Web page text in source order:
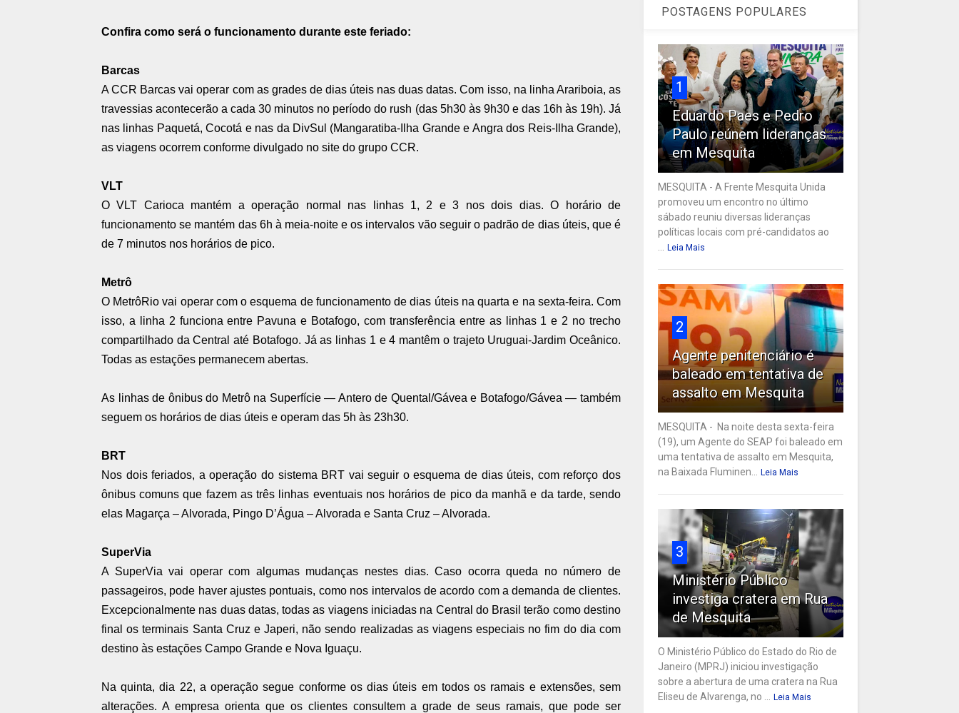
Confira como será o funcionamento durante este feriado:
Barcas
A CCR Barcas vai operar com as grades de dias úteis nas duas datas. Com isso, na linha Arariboia, as
travessias acontecerão a cada 30 minutos no período do rush (das 5h30 às 9h30 e das 16h às 19h). Já
nas linhas Paquetá, Cocotá e nas da DivSul (Mangaratiba-Ilha Grande e Angra dos Reis-Ilha Grande),
as viagens ocorrem conforme divulgado no site do grupo CCR.
VLT
O VLT Carioca mantém a operação normal nas linhas 1, 2 e 3 nos dois dias. O horário de
funcionamento se mantém das 6h à meia-noite e os intervalos vão seguir o padrão de dias úteis, que é
de 7 minutos nos horários de pico.
Metrô
O MetrôRio vai operar com o esquema de funcionamento de dias úteis na quarta e na sexta-feira. Com
isso, a linha 2 funciona entre Pavuna e Botafogo, com transferência entre as linhas 1 e 2 no trecho
compartilhado da Central até Botafogo. Já as linhas 1 e 4 mantêm o trajeto Uruguai-Jardim Oceânico.
Todas as estações permanecem abertas.
As linhas de ônibus do Metrô na Superfície — Antero de Quental/Gávea e Botafogo/Gávea — também
seguem os horários de dias úteis e operam das 5h às 23h30.
BRT
Nos dois feriados, a operação do sistema BRT vai seguir o esquema de dias úteis, com reforço dos
ônibus comuns que fazem as três linhas eventuais nos horários de pico da manhã e da tarde, sendo
elas Magarça – Alvorada, Pingo D’Água – Alvorada e Santa Cruz – Alvorada.
SuperVia
A SuperVia vai operar com algumas mudanças nestes dias. Caso ocorra queda no número de
passageiros, pode haver ajustes pontuais, como nos intervalos de acordo com a demanda de clientes.
Excepcionalmente nas duas datas, todas as viagens iniciadas na Central do Brasil terão como destino
final os terminais Santa Cruz e Japeri, não sendo realizadas as viagens especiais no fim do dia com
destino às estações Campo Grande e Nova Iguaçu.
Na quinta, dia 22, a operação segue conforme os dias úteis em todos os ramais e extensões, sem
alterações. A empresa orienta que os clientes consultem a grade de seus ramais, que pode ser
POSTAGENS POPULARES
1
Eduardo Paes e Pedro
Paulo reúnem lideranças
em Mesquita
MESQUITA - A Frente Mesquita Unida
promoveu um encontro no último
sábado reuniu diversas lideranças
políticas locais com pré-candidatos ao
... Leia Mais
2
Agente penitenciário é
baleado em tentativa de
assalto em Mesquita
MESQUITA - Na noite desta sexta-feira
(19), um Agente do SEAP foi baleado em
uma tentativa de assalto em Mesquita,
na Baixada Fluminen... Leia Mais
3
Ministério Público
investiga cratera em Rua
de Mesquita
O Ministério Público do Estado do Rio de
Janeiro (MPRJ) iniciou investigação
sobre a abertura de uma cratera na Rua
Eliseu de Alvarenga, no ... Leia Mais